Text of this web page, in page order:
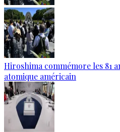
Hiroshima commémore les 81
atomique américain